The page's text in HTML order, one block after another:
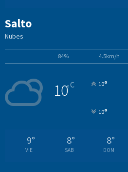
Salto
Nubes
84% 4.5km/h
10°C 10°
10°
9°
VIE
8°
SAB
8°
DOM